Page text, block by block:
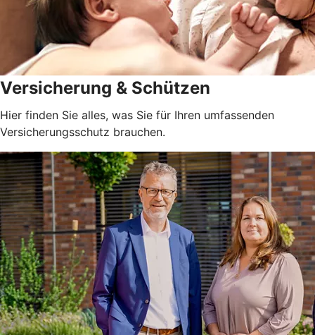
Versicherung & Schützen
Hier finden Sie alles, was Sie für Ihren umfassenden
Versicherungsschutz brauchen.